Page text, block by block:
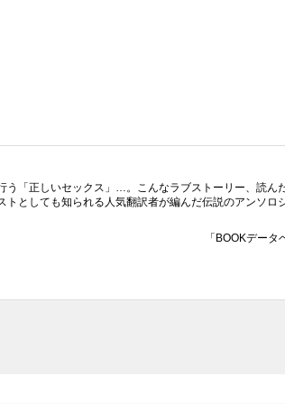
「正しいセックス」…。こんなラブストーリー、読ん
としても知られる人気翻訳者が編んだ伝説のアンソロ
「BOOKデータ